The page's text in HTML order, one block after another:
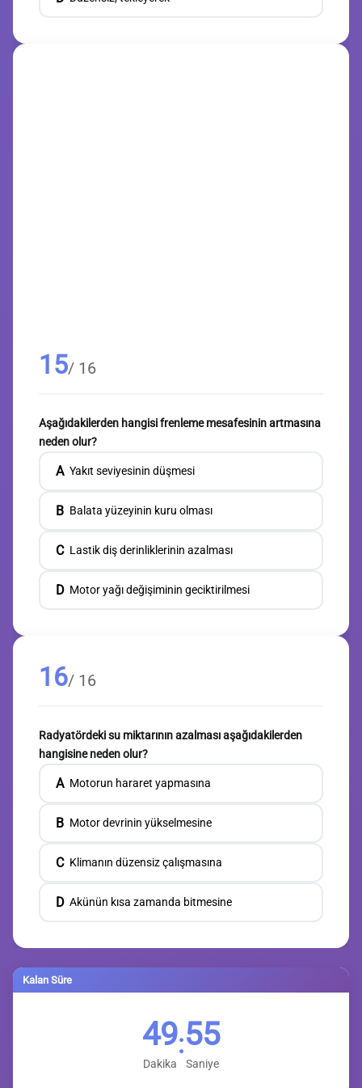
15/ 16
Aşağıdakilerden hangisi frenleme mesafesinin artmasına
neden olur?
A Yakıt seviyesinin düşmesi
B Balata yüzeyinin kuru olması
C Lastik diş derinliklerinin azalması
D Motor yağı değişiminin geciktirilmesi
16/ 16
Radyatördeki su miktarının azalması aşağıdakilerden
hangisine neden olur?
A Motorun hararet yapmasına
B Motor devrinin yükselmesine
C Klimanın düzensiz çalışmasına
D Akünün kısa zamanda bitmesine
Kalan Süre
49
Dakika
:54
Saniye